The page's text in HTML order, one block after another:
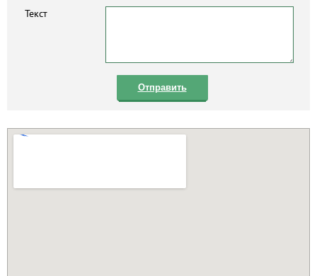
Текст
Отправить